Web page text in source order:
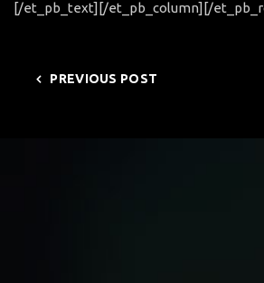
[/et_pb_text][/et_pb_column][/
PREVIOUS POST